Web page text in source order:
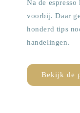
Na de
voorbij. Daar
honderd tips
handelingen.
Bekijk de